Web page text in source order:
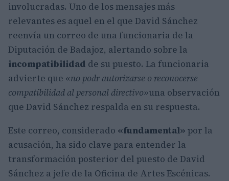
involucradas. Uno de los mensajes más
relevantes es aquel en el que David Sánchez
reenvía un correo de una funcionaria de la
Diputación de Badajoz, alertando sobre la
incompatibilidad de su puesto. La funcionaria
advierte que «no podr autorizarse o reconocerse
compatibilidad al personal directivo»una observación
que David Sánchez respalda en su respuesta.
Este correo, considerado «fundamental» por la
acusación, ha sido clave para entender la
transformación posterior del puesto de David
Sánchez a jefe de la Oficina de Artes Escénicas.